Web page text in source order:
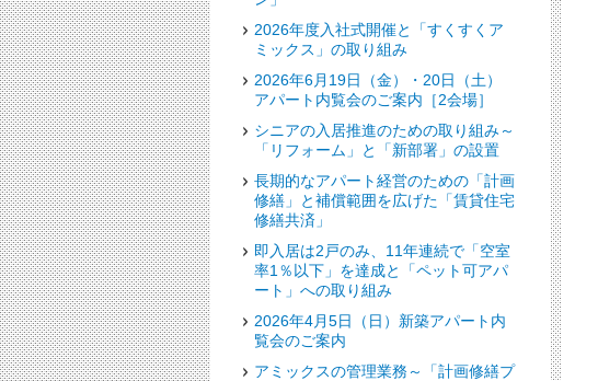
2026年度入社式開催と「すくすくア
ミックス」の取り組み
2026年6月19日（金）・20日（土）
アパート内覧会のご案内［2会場］
シニアの入居推進のための取り組み～
「リフォーム」と「新部署」の設置
長期的なアパート経営のための「計画
修繕」と補償範囲を広げた「賃貸住宅
修繕共済」
即入居は2戸のみ、11年連続で「空室
率1％以下」を達成と「ペット可アパ
ート」への取り組み
2026年4月5日（日）新築アパート内
覧会のご案内
アミックスの管理業務～「計画修繕プ